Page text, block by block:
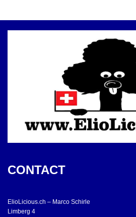
CONTACT
ElioLicious.ch – Marco Schirle
Limberg 4